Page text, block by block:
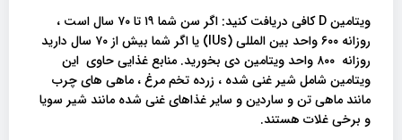
ویتامین D کافی دریافت کنید: اگر سن شما ۱۹ تا ۷۰ سال است ،
روزانه ۶۰۰ واحد بین المللی (IUs) یا اگر شما بیش از ۷۰ سال دارید
روزانه ۸۰۰ واحد ویتامین دی بخورید. منابع غذایی حاوی این
ویتامین شامل شیر غنی شده ، زرده تخم مرغ ، ماهی های چرب
مانند ماهی تن و ساردین و سایر غذاهای غنی شده مانند شیر سویا
و برخی غلات هستند.